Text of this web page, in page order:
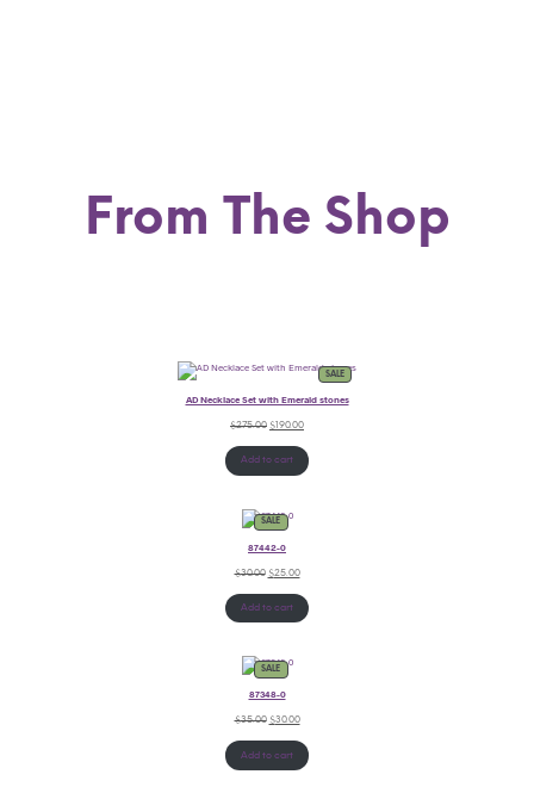
From The Shop
SALE
AD Necklace Set with Emerald stones
$275.00 $ 190.00
Add to cart
SALE
87442-0
$30.00 $25.00
Add to cart
SALE
87348-0
$35.00 $30.00
Add to cart